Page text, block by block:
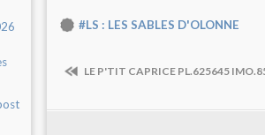
#LS : LES SABLES D'OLONNE
LE P'TIT CAPRICE PL.625645